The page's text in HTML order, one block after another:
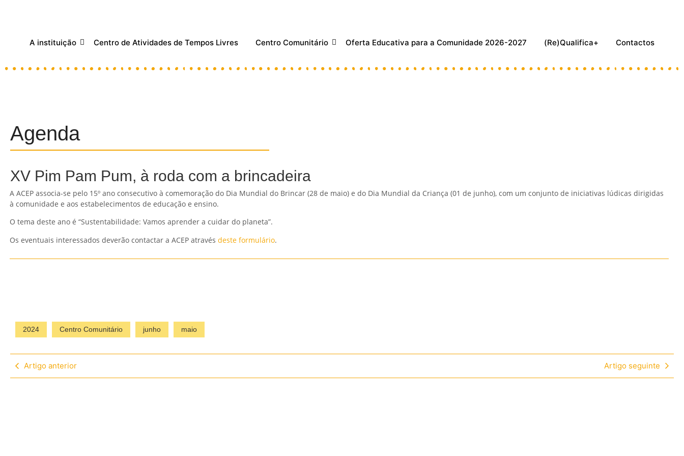
A instituição Centro de Atividades de Tempos Livres Centro Comunitário Oferta Educativa para a Comunidade 2026-2027 (Re)Qualifica+ Contactos
Agenda
XV Pim Pam Pum, à roda com a brincadeira
A ACEP associa-se pelo 15º ano consecutivo à comemoração do Dia Mundial do Brincar (28 de maio) e do Dia Mundial da Criança (01 de junho), com um conjunto de iniciativas lúdicas dirigidas
à comunidade e aos estabelecimentos de educação e ensino.
O tema deste ano é “Sustentabilidade: Vamos aprender a cuidar do planeta”.
Os eventuais interessados deverão contactar a ACEP através deste formulário.
2024 Centro Comunitário junho maio
Artigo anterior Artigo seguinte